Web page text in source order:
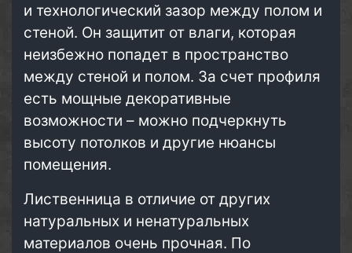
и технологический зазор между полом и
стеной. Он защитит от влаги, которая
неизбежно попадет в пространство
между стеной и полом. За счет профиля
есть мощные декоративные
возможности – можно подчеркнуть
высоту потолков и другие нюансы
помещения.
Лиственница в отличие от других
натуральных и ненатуральных
материалов очень прочная. По